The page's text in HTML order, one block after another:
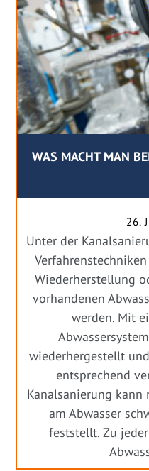
WAS MACHT MAN
26.
Unter der
Wiederherstellung
vorhandenen
werden. Mit
wiederhergestellt
entsprechend
Kanalsanierung
am Abwasser
feststellt. Zu